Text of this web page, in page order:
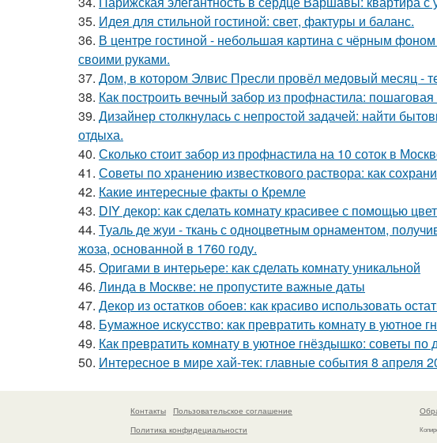
35. Идея для стильной гостиной: свет, фактуры и баланс.
36. В центре гостиной - небольшая картина с чёрным
своими руками.
37. Дом, в котором Элвис Пресли провёл медовый месяц -
38. Как построить вечный забор из профнастила: пошаговая
39. Дизайнер столкнулась с непростой задачей: найти
отдыха.
40. Сколько стоит забор из профнастила на 10 соток в
41. Советы по хранению известкового раствора: как
42. Какие интересные факты о Кремле
43. DIY декор: как сделать комнату красивее с помощью
44. Туаль де жуи - ткань с одноцветным орнаментом,
жоза, основанной в 1760 году.
45. Оригами в интерьере: как сделать комнату уникальной
46. Линда в Москве: не пропустите важные даты
47. Декор из остатков обоев: как красиво использовать
48. Бумажное искусство: как превратить комнату в уютное
49. Как превратить комнату в уютное гнёздышко: советы по
50. Интересное в мире хай-тек: главные события 8 апреля
Контакты
Пользовательское соглашение
Политика конфидециальности